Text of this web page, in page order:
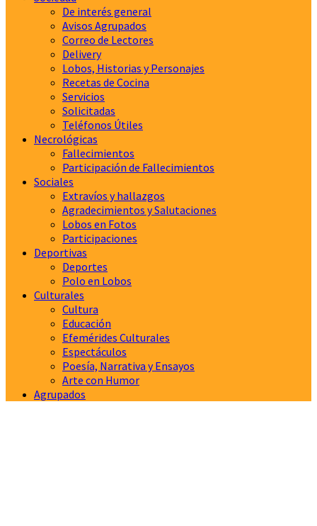
De interés general
Avisos Agrupados
Correo de Lectores
Delivery
Lobos, Historias y Personajes
Recetas de Cocina
Servicios
Solicitadas
Teléfonos Útiles
Necrológicas
Fallecimientos
Participación de Fallecimientos
Sociales
Extravíos y hallazgos
Agradecimientos y Salutaciones
Lobos en Fotos
Participaciones
Deportivas
Deportes
Polo en Lobos
Culturales
Cultura
Educación
Efemérides Culturales
Espectáculos
Poesía, Narrativa y Ensayos
Arte con Humor
Agrupados